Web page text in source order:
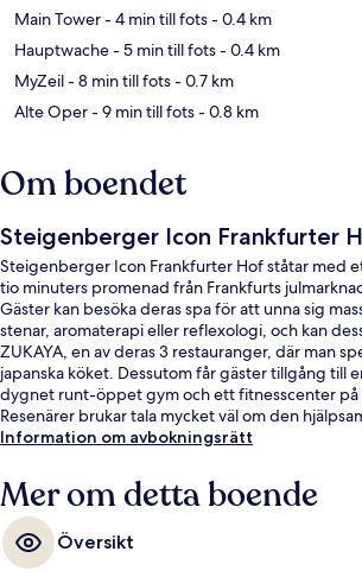
Main Tower- 4 min till fots- 0.4 km
Hauptwache- 5 min till fots- 0.4 km
MyZeil- 8 min till fots- 0.7 km
Alte Oper- 9 min till fots- 0.8 km
Om boendet
Steigenberger Icon Frankfurter
Steigenberger Icon Frankfurter Hof ståtar med
tio minuters promenad från Frankfurts
Gäster kan besöka deras spa för att unna sig
stenar, aromaterapi eller reflexologi, och kan
ZUKAYA, en av deras 3 restauranger, där man
japanska köket. Dessutom får gäster tillgång till
dygnet runt-öppet gym och ett fitnesscenter på
Resenärer brukar tala mycket väl om den
läget. Boendet ligger bara en kort promenad
Brandt-Platz spårvagnshållplats är det 3 minuter.
Information om avbokningsrätt
Mer om detta boende
Översikt